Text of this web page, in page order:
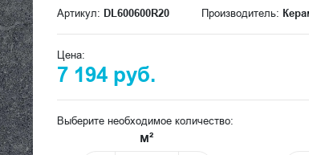
Артикул: DL600600R20 Производитель:
Цена:
7 194 руб.
Выберите необходимое количество:
м²